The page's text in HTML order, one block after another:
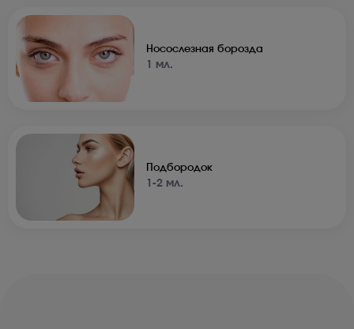
Носослезная борозда
1 мл.
Подбородок
1-2 мл.